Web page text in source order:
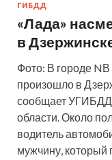
ГИБДД
«Лада»
в
Фото: В городе
произошло в
сообщает УГИБДД
области. Около
водитель
мужчину, который